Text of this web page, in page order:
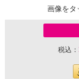
画像をタ
税込：